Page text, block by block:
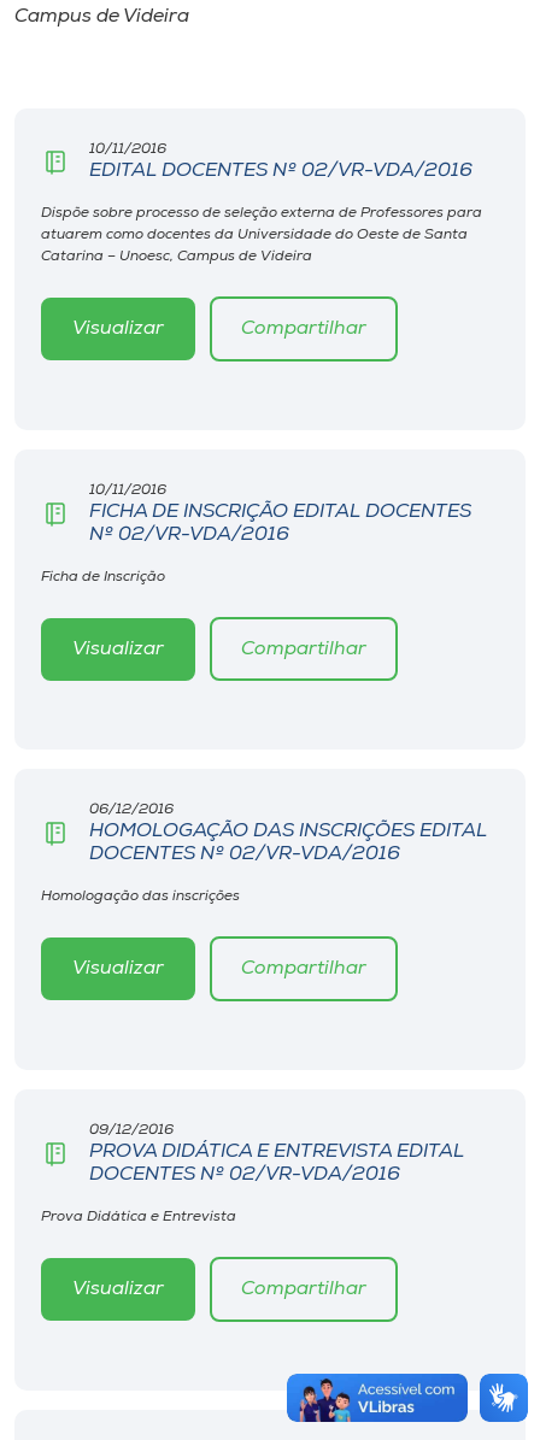
Cultura
Biblioteca
Editora
Rádio
Campus de Videira
10/11/2016
EDITAL DOCENTES Nº 02/VR-VDA/2016
Dispõe sobre processo de seleção externa de Professores para
atuarem como docentes da Universidade do Oeste de Santa
Catarina – Unoesc, Campus de Videira
Visualizar Compartilhar
10/11/2016
FICHA DE INSCRIÇÃO EDITAL DOCENTES
Nº 02/VR-VDA/2016
Ficha de Inscrição
Visualizar Compartilhar
06/12/2016
HOMOLOGAÇÃO DAS INSCRIÇÕES EDITAL
DOCENTES Nº 02/VR-VDA/2016
Homologação das inscrições
Visualizar Compartilhar
09/12/2016
PROVA DIDÁTICA E ENTREVISTA EDITAL
DOCENTES Nº 02/VR-VDA/2016
Prova Didática e Entrevista
Visualizar Compartilhar